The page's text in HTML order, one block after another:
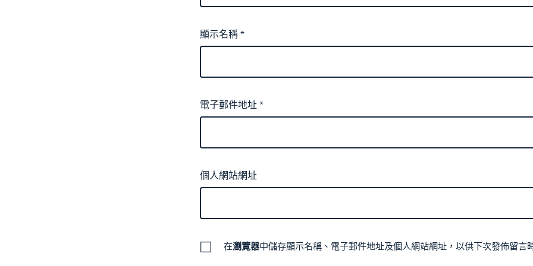
顯示名稱*
電子郵件地址*
個人網站網址
在瀏覽器中儲存顯示名稱、電子郵件地址及個人網站網址，以供下次發佈留言